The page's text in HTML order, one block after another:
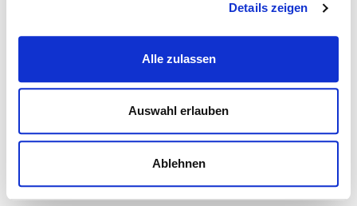
Details zeigen
Alle zulassen
Auswahl erlauben
Ablehnen